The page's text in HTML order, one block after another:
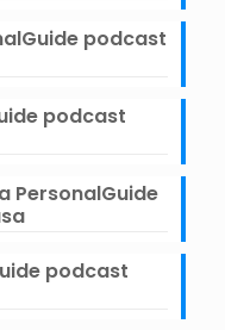
podcast
podcast
PersonalGuide
podcast